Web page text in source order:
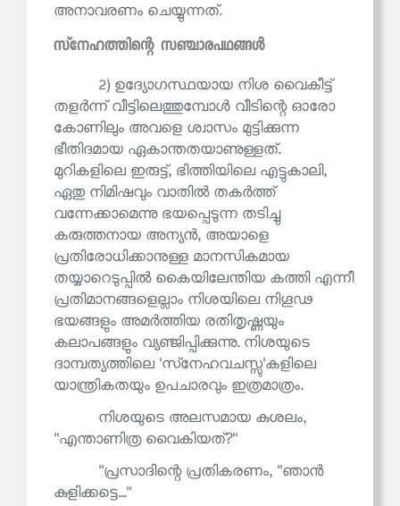
അനാവരണം ചെയ്യുന്നത്.
സ്‌നേഹത്തിന്റെ സഞ്ചാരപഥങ്ങൾ
2) ഉദ്യോഗസ്ഥയായ നിശ വൈകീട്ട്
തളർന്ന് വീട്ടിലെത്തുമ്പോൾ വീടിന്റെ ഓരോ
കോണിലും അവളെ ശ്വാസം മുട്ടിക്കുന്ന
ഭീതിദമായ ഏകാന്തതയാണുള്ളത്.
മുറികളിലെ ഇരുട്ട്, ഭിത്തിയിലെ എട്ടുകാലി,
ഏതു നിമിഷവും വാതിൽ തകർത്ത്
വന്നേക്കാമെന്നു ഭയപ്പെടുന്ന തടിച്ചു
കരുത്തനായ അന്യൻ, അയാളെ
പ്രതിരോധിക്കാനുള്ള മാനസികമായ
തയ്യാറെടുപ്പിൽ കൈയിലേന്തിയ കത്തി എന്നീ
പ്രതിമാനങ്ങളെല്ലാം നിശയിലെ നിഗൂഢ
ഭയങ്ങളും അമർത്തിയ രതിതൃഷ്ണയും
കലാപങ്ങളും വ്യഞ്ജിപ്പിക്കുന്നു. നിശയുടെ
ദാമ്പത്യത്തിലെ 'സ്‌നേഹവചസ്സു'കളിലെ
യാന്ത്രികതയും ഉപചാരവും ഇത്രമാത്രം.
നിശയുടെ അലസമായ കുശലം,
''എന്താണിത്ര വൈകിയത്?''
''പ്രസാദിന്റെ പ്രതികരണം, ''ഞാൻ
കുളിക്കട്ടെ...''